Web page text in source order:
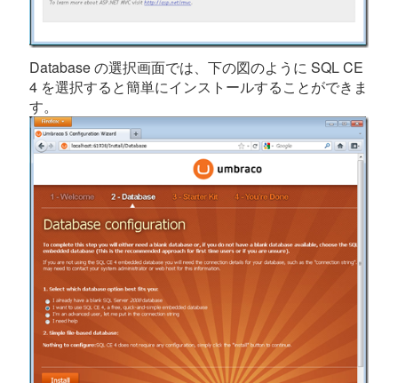
Database の選択画面では、下の図のように SQL CE
4 を選択すると簡単にインストールすることができま
す。